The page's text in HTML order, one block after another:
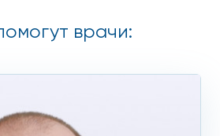
АД
состояния, скачки
врачи: